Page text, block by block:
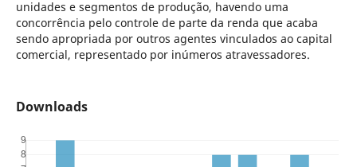
unidades e segmentos de produção, havendo uma
concorrência pelo controle de parte da renda que acaba
sendo apropriada por outros agentes vinculados ao capital
comercial, representado por inúmeros atravessadores.
Downloads